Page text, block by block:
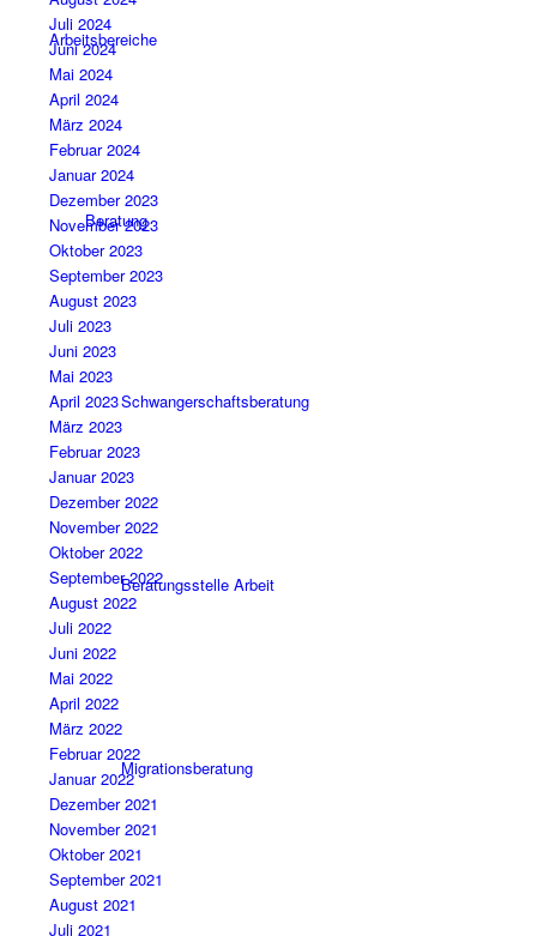
Arbeitsbereiche
Beratung
Schwangerschaftsberatung
Beratungsstelle Arbeit
Migrationsberatung
Juli 2024
Juni 2024
Mai 2024
April 2024
März 2024
Februar 2024
Januar 2024
Dezember 2023
November 2023
Oktober 2023
September 2023
August 2023
Juli 2023
Juni 2023
Mai 2023
April 2023
März 2023
Februar 2023
Januar 2023
Dezember 2022
November 2022
Oktober 2022
September 2022
August 2022
Juli 2022
Juni 2022
Mai 2022
April 2022
März 2022
Februar 2022
Januar 2022
Dezember 2021
November 2021
Oktober 2021
September 2021
August 2021
Juli 2021